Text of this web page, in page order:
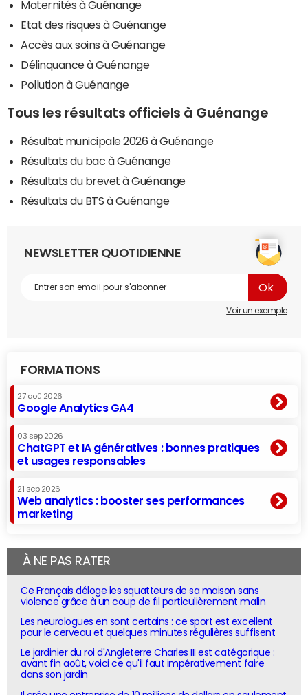
Maternités à Guénange
Etat des risques à Guénange
Accès aux soins à Guénange
Délinquance à Guénange
Pollution à Guénange
Tous les résultats officiels à Guénange
Résultat municipale 2026 à Guénange
Résultats du bac à Guénange
Résultats du brevet à Guénange
Résultats du BTS à Guénange
NEWSLETTER QUOTIDIENNE
Voir un exemple
FORMATIONS
27 aoû 2026
Google Analytics GA4
03 sep 2026
ChatGPT et IA génératives : bonnes pratiques
et usages responsables
21 sep 2026
Web analytics : booster ses performances
marketing
À NE PAS RATER
Ce Français déloge les squatteurs de sa maison sans
violence grâce à un coup de fil particulièrement malin
Les neurologues en sont certains : ce sport est excellent
pour le cerveau et quelques minutes régulières suffisent
Le jardinier du roi d'Angleterre Charles III est catégorique :
avant fin août, voici ce qu'il faut impérativement faire
dans son jardin